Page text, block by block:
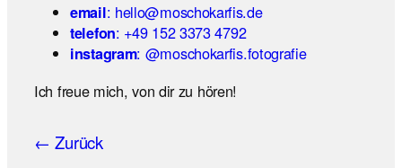
email: hello@moschokarfis.de
telefon: +49 152 3373 4792
instagram: @moschokarfis.fotografie
Ich freue mich, von dir zu hören!
← Zurück